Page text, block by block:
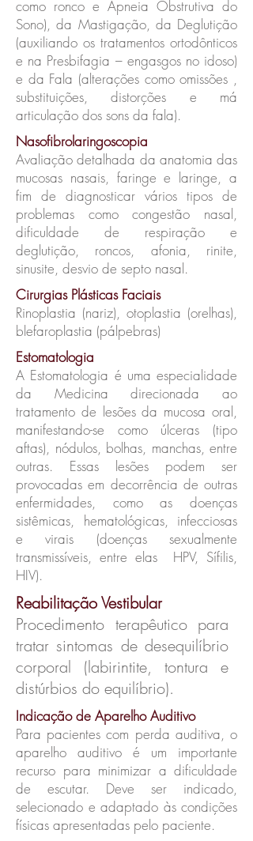
como ronco e Apneia Obstrutiva do
Sono), da Mastigação, da Deglutição
(auxiliando os tratamentos ortodônticos
e na Presbifagia – engasgos no idoso)
e da Fala (alterações como omissões ,
substituições, distorções e má
articulação dos sons da fala).
Nasofibrolaringoscopia
Avaliação detalhada da anatomia das
mucosas nasais, faringe e laringe, a
fim de diagnosticar vários tipos de
problemas como congestão nasal,
dificuldade de respiração e
deglutição, roncos, afonia, rinite,
sinusite, desvio de septo nasal.
Cirurgias Plásticas Faciais
Rinoplastia (nariz), otoplastia (orelhas),
blefaroplastia (pálpebras)
Estomatologia
A Estomatologia é uma especialidade
da Medicina direcionada ao
tratamento de lesões da mucosa oral,
manifestando-se como úlceras (tipo
aftas), nódulos, bolhas, manchas, entre
outras. Essas lesões podem ser
provocadas em decorrência de outras
enfermidades, como as doenças
sistêmicas, hematológicas, infecciosas
e virais (doenças sexualmente
transmissíveis, entre elas HPV, Sífilis,
HIV).
Reabilitação Vestibular
Procedimento terapêutico para
tratar sintomas de desequilíbrio
corporal (labirintite, tontura e
distúrbios do equilíbrio).
Indicação de Aparelho Auditivo
Para pacientes com perda auditiva, o
aparelho auditivo é um importante
recurso para minimizar a dificuldade
de escutar. Deve ser indicado,
selecionado e adaptado às condições
físicas apresentadas pelo paciente.